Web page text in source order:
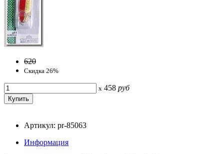
620
Скидка 26%
x 458 руб
Артикул: pr-85063
Информация